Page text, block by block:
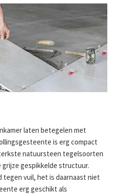
laten betegelen met
is erg compact
natuursteen tegelsoorten
grijze gespikkelde structuur.
tegen vuil, het is daarnaast niet
erg geschikt als